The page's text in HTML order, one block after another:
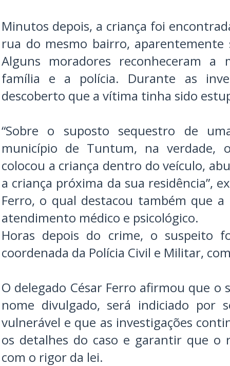
Minutos depois, a criança foi
rua do mesmo bairro, aparentemente
Alguns moradores reconheceram a
família e a polícia. Durante as
descoberto que a vítima tinha sido
“Sobre o suposto sequestro de
município de Tuntum, na verdade,
colocou a criança dentro do veículo,
a criança próxima da sua residência”,
Ferro, o qual destacou também que
atendimento médico e psicológico.
Horas depois do crime, o suspeito
coordenada da Polícia Civil e Militar,
O delegado César Ferro afirmou que o
nome divulgado, será indiciado por
vulnerável e que as investigações
os detalhes do caso e garantir que o
com o rigor da lei.